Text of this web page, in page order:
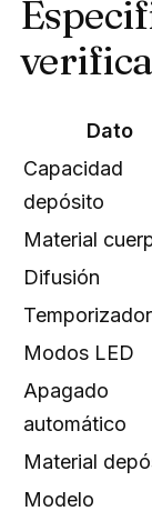
Dato
Capacidad
depósito
Material
Difusión
Modos LED
Apagado
automático
Material
Modelo